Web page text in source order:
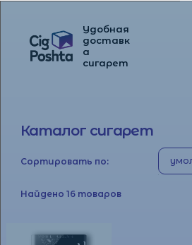
Удобная
доставк
а
сигарет
Перейти
Перейти
Каталог сигарет
Найдено 16 товаров
Сортировать по: